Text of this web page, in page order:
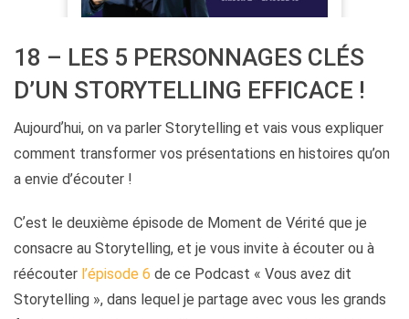
18 – LES 5 PERSONNAGES CLÉS
D’UN STORYTELLING EFFICACE !
Aujourdʼhui, on va parler Storytelling et vais vous expliquer
comment transformer vos présentations en histoires qu’on
a envie d’écouter !
Cʼest le deuxième épisode de Moment de Vérité que je
consacre au Storytelling, et je vous invite à écouter ou à
réécouter l’épisode 6 de ce Podcast « Vous avez dit
Storytelling », dans lequel je partage avec vous les grands